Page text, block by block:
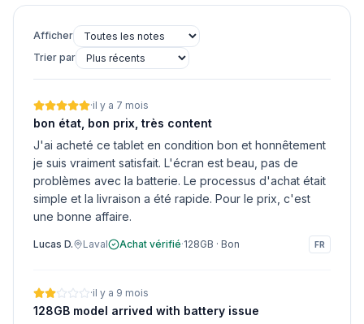
Afficher
Trier par
·il y a 7 mois
bon état, bon prix, très content
J'ai acheté ce tablet en condition bon et honnêtement
je suis vraiment satisfait. L'écran est beau, pas de
problèmes avec la batterie. Le processus d'achat était
simple et la livraison a été rapide. Pour le prix, c'est
une bonne affaire.
Lucas D. Laval Achat vérifié·128GB · Bon FR
·il y a 9 mois
128GB model arrived with battery issue